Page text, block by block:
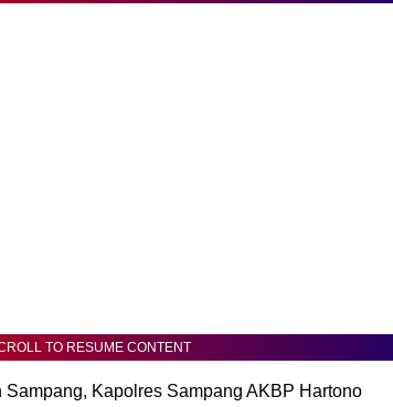
TO RESUME CONTENT
Kapolres Sampang AKBP Hartono